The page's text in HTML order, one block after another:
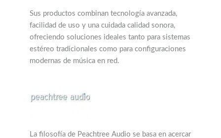
ofreciendo soluciones ideales tanto para sistemas
estéreo tradicionales como para configuraciones
modernas de música en red.
con gran versatilidad, conectividad y una